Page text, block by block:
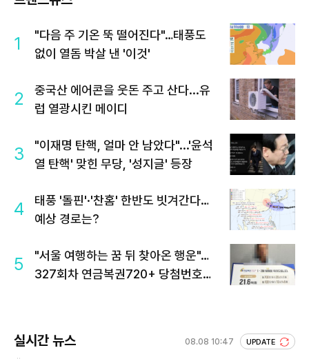
1
"다음 주 기온 뚝 떨어진다"…태풍도
없이 열돔 박살 낸 '이것'
2
중국산 에어콘을 웃돈 주고 산다...유
럽 열광시킨 메이디
3
"이재명 탄핵, 얼마 안 남았다"...'윤석
열 탄핵' 맞힌 무당, '성지글' 등장
4
태풍 '돌핀'·'찬홈' 한반도 빗겨간다…
예상 경로는?
5
"서울 여행하는 꿈 뒤 찾아온 행운"…
327회차 연금복권720+ 당첨번호조
실시간 뉴스 08.08 10:47 UPDATE